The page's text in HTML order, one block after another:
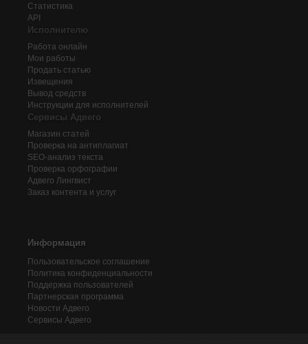
Статистика
API
Исполнителю
Работа онлайн
Мои работы
Продать статью
Извещения
Вывод средств
Инструкции для исполнителей
Сервисы Адвего
Магазин статей
Проверка на антиплагиат
SEO-анализ текста
Проверка орфографии
Адвего Лингвист
Заказ контента и услуг
Информация
Пользовательское соглашение
Политика конфиденциальности
Поддержка пользователей
Партнерская программа
Новости Адвего
Сервисы Адвего